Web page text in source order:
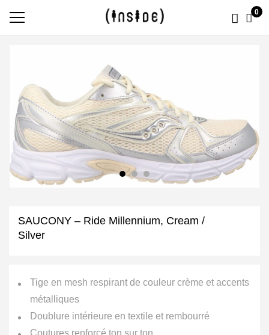
0
SAUCONY – Ride Millennium, Cream /
Silver
Tige en mesh respirant de couleur crème et accents
métalliques
Doublure intérieure en textile et rembourré
Coutures renforcé ton sur ton